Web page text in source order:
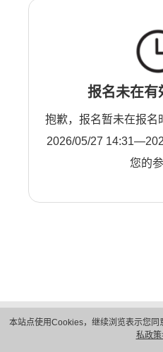
本站点使用Cookies，继续浏览表示您同
私政策
报名未在有
抱歉，报名暂未在报名
2026/05/27
您的参
隐私保护